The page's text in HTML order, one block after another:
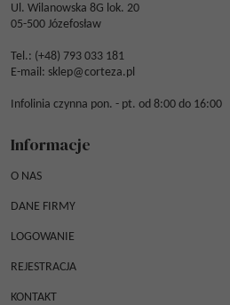
Ul. Wilanowska 8G lok. 20
05-500 Józefosław
Tel.: (+48) 793 033 181
E-mail: sklep@corteza.pl
Infolinia czynna pon. - pt. od 8:00 do 16:00
Informacje
O NAS
DANE FIRMY
LOGOWANIE
REJESTRACJA
KONTAKT